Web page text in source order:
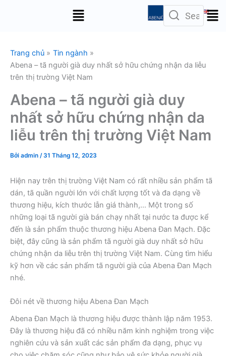
Menu
Trang chủ
Tin ngành
Abena – tã người già duy nhất sở hữu chứng nhận da liễu
trên thị trường Việt Nam
Abena – tã người già duy
nhất sở hữu chứng nhận da
liễu trên thị trường Việt Nam
Bởi admin /31 Tháng 12, 2023
Hiện nay trên thị trường Việt Nam có rất nhiều sản phẩm tã
dán, tã quần người lớn với chất lượng tốt và đa dạng về
thương hiệu, kích thước lẫn giá thành,… Một trong số
những loại tã người già bán chạy nhất tại nước ta được kể
đến là sản phẩm thuộc thương hiệu Abena Đan Mạch. Đặc
biệt, đây cũng là sản phẩm tã người già duy nhất sở hữu
chứng nhận da liễu trên thị trường Việt Nam. Cùng tìm hiểu
kỹ hơn về các sản phẩm tã người già của Abena Đan Mạch
nhé.
Đôi nét về thương hiệu Abena Đan Mạch
Abena Đan Mạch là thương hiệu được thành lập năm 1953.
Đây là thương hiệu đã có nhiều năm kinh nghiệm trong việc
nghiên cứu và sản xuất các sản phẩm đa dạng, phục vụ